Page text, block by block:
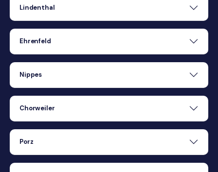
Lindenthal
Ehrenfeld
Nippes
Chorweiler
Porz